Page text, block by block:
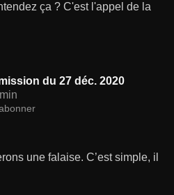
ça ? C'est l'appel de la
du 27 déc. 2020
une falaise. C’est simple, il